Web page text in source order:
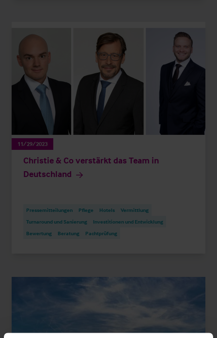
11/29/2023
Christie & Co verstärkt das Team in
Deutschland
Pressemitteilungen Pflege Hotels
Vermittlung
Turnaround und Sanierung
Investitionen und Entwicklung
Bewertung
Beratung Pachtprüfung